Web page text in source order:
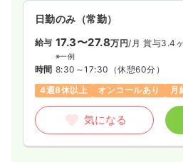
日勤のみ（常勤）
給与 17.3〜27.8万円/月 賞与3.4
※一例
時間 8:30～17:30 （休憩60分）
4週8休以上
オンコールあり 月
気になる